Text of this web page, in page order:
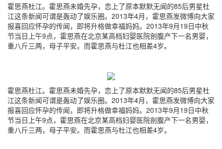
霍思燕杜江。霍思燕未婚先孕，恋上了原本默默无闻的85后男星杜
江这条新闻可谓是轰动了娱乐圈。2013年4月，霍思燕发微博向大家
报喜回应怀孕的传闻，即将升格做幸福妈妈。2013年9月19日中秋
节当日上午9点，霍思燕在北京某高档妇婴医院剖腹产下一名男婴，
重八斤三两，母子平安。而霍思燕与杜江也相差4岁。
霍思燕杜江。霍思燕未婚先孕，恋上了原本默默无闻的85后男星杜
江这条新闻可谓是轰动了娱乐圈。2013年4月，霍思燕发微博向大家
报喜回应怀孕的传闻，即将升格做幸福妈妈。2013年9月19日中秋
节当日上午9点，霍思燕在北京某高档妇婴医院剖腹产下一名男婴，
重八斤三两，母子平安。而霍思燕与杜江也相差4岁。